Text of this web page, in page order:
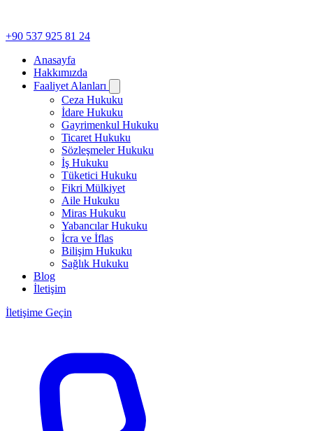
+90 537 925 81 24
Anasayfa
Hakkımızda
Faaliyet Alanları
Ceza Hukuku
İdare Hukuku
Gayrimenkul Hukuku
Ticaret Hukuku
Sözleşmeler Hukuku
İş Hukuku
Tüketici Hukuku
Fikri Mülkiyet
Aile Hukuku
Miras Hukuku
Yabancılar Hukuku
İcra ve İflas
Bilişim Hukuku
Sağlık Hukuku
Blog
İletişim
İletişime Geçin